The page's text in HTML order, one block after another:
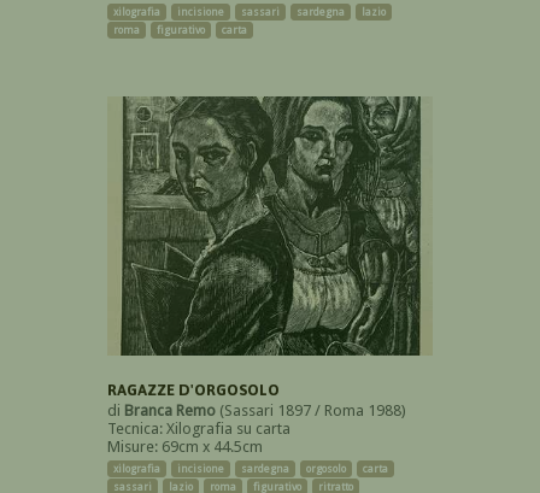
xilografia incisione sassari sardegna
lazio
roma
figurativo carta
RAGAZZE D'ORGOSOLO
di Branca Remo (Sassari 1897 / Roma 1988)
Tecnica: Xilografia su carta
Misure: 69cm x 44.5cm
xilografia incisione sardegna orgosolo
carta
sassari
lazio roma figurativo ritratto